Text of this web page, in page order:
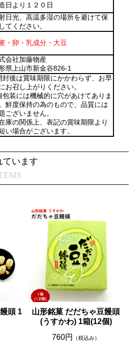
日より１２０日
日光、高温多湿の場所を避けて保
てください。
・卵・乳成分・大豆
会社加藤物産
県上山市新金谷826-1
封後は賞味期限にかかわらず、お早
お召し上がりください。
包装には機械的に穴があけてありま
鮮度保持の為のもので、品質には
ございません。
庫の関係上、表記の賞味期限より
い場合がございます。
ています
頭 1
山形銘菓 だだちゃ豆饅頭
(うすかわ) 1箱(12個)
760円
（税込み）